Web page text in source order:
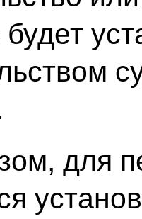
для